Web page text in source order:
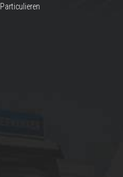
Particulieren